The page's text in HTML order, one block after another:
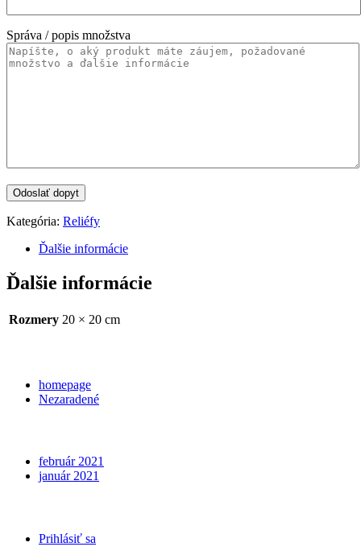
Správa / popis množstva
Kategória: Reliéfy
Ďalšie informácie
Ďalšie informácie
Rozmery 20 × 20 cm
homepage
Nezaradené
február 2021
január 2021
Prihlásiť sa